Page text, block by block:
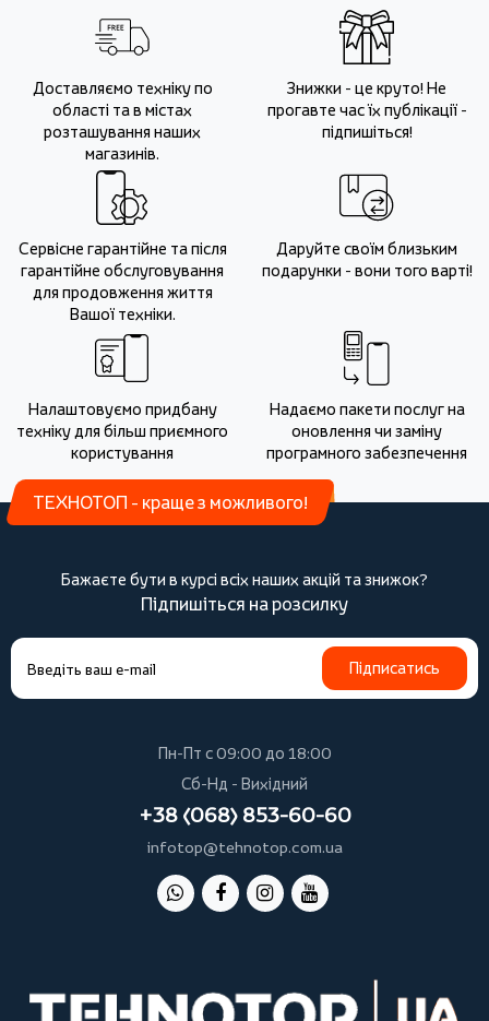
Доставляємо техніку по
області та в містах
розташування наших
магазинів.
Знижки - це круто! Не
прогавте час їх публікації -
підпишіться!
Сервісне гарантійне та після
гарантійне обслуговування
для продовження життя
Вашої техніки.
Даруйте своїм близьким
подарунки - вони того варті!
Налаштовуємо придбану
техніку для більш приємного
користування
Надаємо пакети послуг на
оновлення чи заміну
програмного забезпечення
ТЕХНОТОП - краще з можливого!
Бажаєте бути в курсі всіх наших акцій та знижок?
Підпишіться на розсилку
Підписатись
Пн-Пт с 09:00 до 18:00
Сб-Нд - Вихідний
+38 (068) 853-60-60
infotop@tehnotop.com.ua